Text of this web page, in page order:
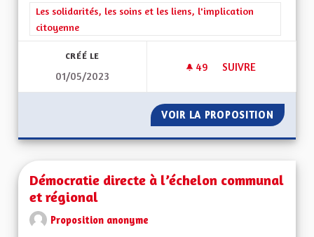
Filtrer les résultats de la catégorie : Les solidarités, les soins
Les solidarités, les soins et les liens, l'implication
citoyenne
CRÉÉ LE
01/05/2023
49 49 ABONNÉS
SUIVRE
VOIR LA PROPOSITION
Démocratie directe à l’échelon communal
et régional
Proposition anonyme